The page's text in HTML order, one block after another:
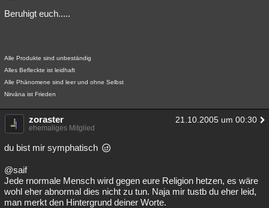
Beruhigt euch.....
Alle Produkte sind unbeständig
Alles Befleckte ist leidhaft
Alle Phänomene sind leer und ohne Selbst
Nirvāna ist Frieden
zoraster 21.10.2005 um 00:30
ehemaliges Mitglied
du bist mir symphatisch
@saif
Jede rnormale Mensch wird gegen eure Religion hetzen, es wäre
wohl eher abnormal dies nicht zu tun. Naja mir tustb du eher leid,
man merkt den Hintergrund deiner Worte.